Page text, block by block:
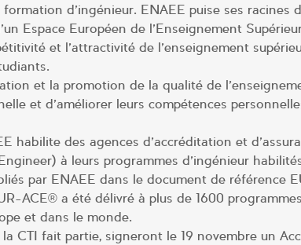
d’ingénieur. ENAEE puise ses racines
Espace Européen de l’Enseignement
et l’attractivité de l’enseignement
et la promotion de la qualité de
et d’améliorer leurs compétences
habilite des agences d’accréditation et
à leurs programmes d’ingénieur
par ENAEE dans le document de référence
ACE® a été délivré à plus de 1600
et dans le monde.
CTI fait partie, signeront le 19 novembre un